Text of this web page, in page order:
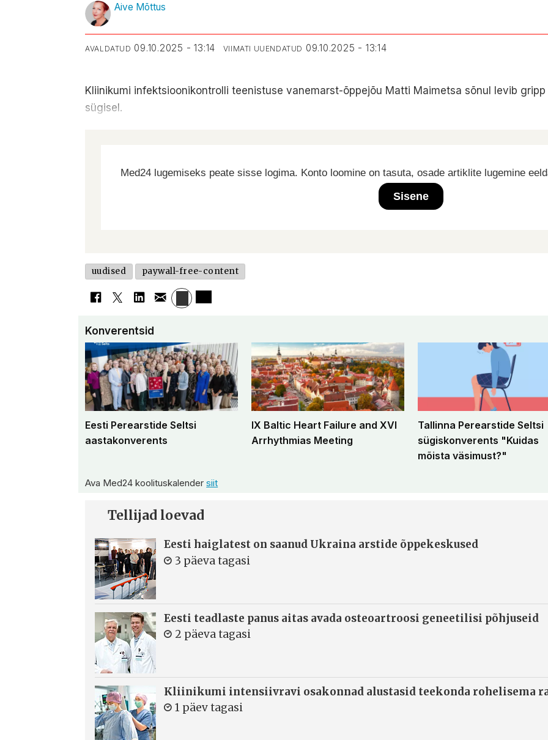
Aive Mõttus
AVALDATUD 09.10.2025 - 13:14 VIIMATI UUENDATUD 09.10.2025 - 13:14
Kliinikumi infektsioonikontrolli teenistuse vanemarst-õppejõu Matti Maimetsa sõnul levib
sügisel.
Med24 lugemiseks peate sisse logima. Konto loomine on tasuta, osade artiklite lugemine
Sisene
uudised paywall-free-content
Konverentsid
Eesti Perearstide Seltsi
aastakonverents
IX Baltic Heart Failure and XVI
Arrhythmias Meeting
Tallinna Perearstide Seltsi
sügiskonverents "Kuidas
mõista väsimust?"
Ava Med24 koolituskalendersiit
Tellijad loevad
Eesti haiglatest on saanud Ukraina arstide õppekeskused
3 päeva tagasi
Eesti teadlaste panus aitas avada osteoartroosi geneetilisi põhjuseid
2 päeva tagasi
Kliinikumi intensiivravi osakonnad alustasid teekonda rohelisema
1 päev tagasi